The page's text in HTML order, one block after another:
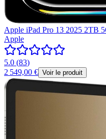
Apple iPad Pro 13 2025 2TB
Apple
5.0 (83)
2 549,00 € Voir le produit